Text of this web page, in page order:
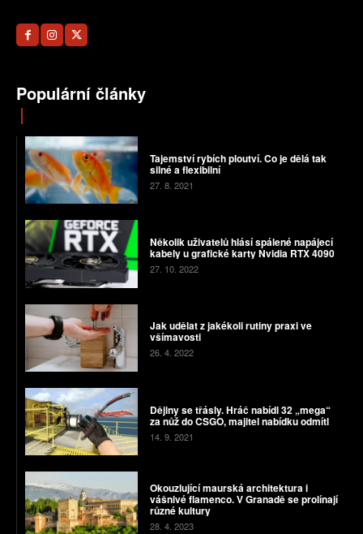
Populární články
Tajemství rybích ploutví. Co je dělá tak
silné a flexibilní
27. 8. 2021
Několik uživatelů hlásí spálené napájecí
kabely u grafické karty Nvidia RTX 4090
27. 10. 2022
Jak udělat z jakékoli rutiny praxi ve
všímavosti
26. 4. 2022
Dějiny se třásly. Hráč nabídl 32 „mega“
za nůž do CSGO, majitel nabídku odmítl
14. 9. 2021
Okouzlující maurská architektura i
vášnivé flamenco. V Granadě se prolínají
různé kultury
28. 4. 2023